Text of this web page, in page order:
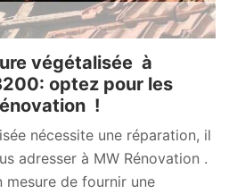
végétalisée à
optez pour les
!
nécessite une réparation, il
adresser à MW Rénovation .
mesure de fournir une